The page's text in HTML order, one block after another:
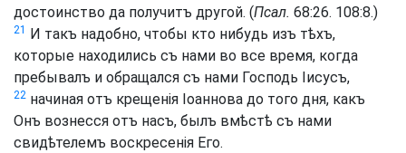
достоинство да получитъ другой. (Псал. 68:26. 108:8.)
21 И такъ надобно, чтобы кто нибудь изъ тѣхъ,
которые находились съ нами во все время, когда
пребывалъ и обращался съ нами Господь Іисусъ,
22 начиная отъ крещенія Іоаннова до того дня, какъ
Онъ вознесся отъ насъ, былъ вмѣстѣ съ нами
свидѣтелемъ воскресенія Его.